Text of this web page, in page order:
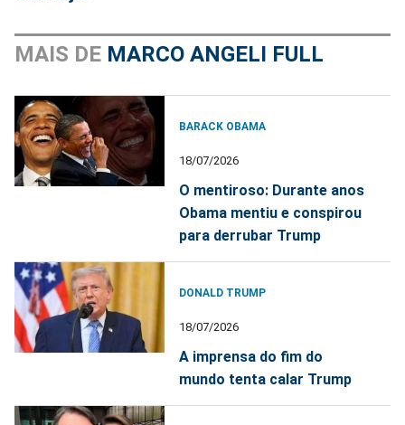
MAIS DE MARCO ANGELI FULL
BARACK OBAMA
18/07/2026
O mentiroso: Durante anos
Obama mentiu e conspirou
para derrubar Trump
DONALD TRUMP
18/07/2026
A imprensa do fim do
mundo tenta calar Trump